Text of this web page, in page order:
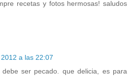
recetas y fotos hermosas! saludos
a las 22:07
ser pecado. que delicia, es para